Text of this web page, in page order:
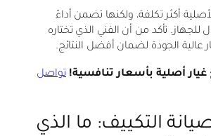
أكثر تكلفة، ولكنها تضمن أداءً
تأكد من أن الفني الذي تختاره
الجودة لضمان أفضل النتائج.
أصلية بأسعار تنافسية! تواصل
التكييف: ما الذي